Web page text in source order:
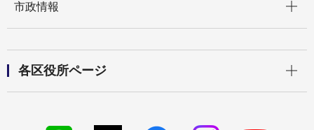
市政情報
各区役所ページ